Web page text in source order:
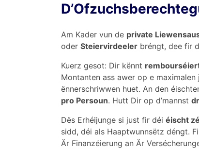
Am Kader vun de private
oder Steiervirdeeler bréngt, dee fir
Kuerz gesot: Dir kënnt
Montanten ass awer op e maximalen
ënnerschriwwen huet. An den
pro Persoun. Hutt Dir op d’mannst
Dës Erhéijunge si just fir déi éischt
sidd, déi als Haaptwunnsëtz déngt.
Är Finanzéierung an Är